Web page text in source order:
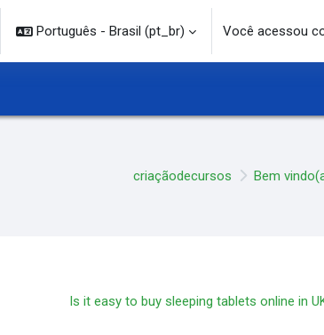
entrada de pesquisa
Português - Brasil ‎(pt_br)‎ Você acessou
criaçãodecursos Bem
Is it easy to buy sleeping tablets online in